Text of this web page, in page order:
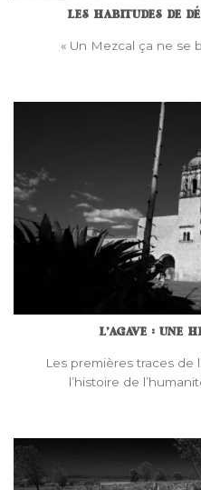
LES HABITUDES DE
« Un Mezcal ça ne se
L’AGAVE : UNE
Les premières traces de
l’histoire de